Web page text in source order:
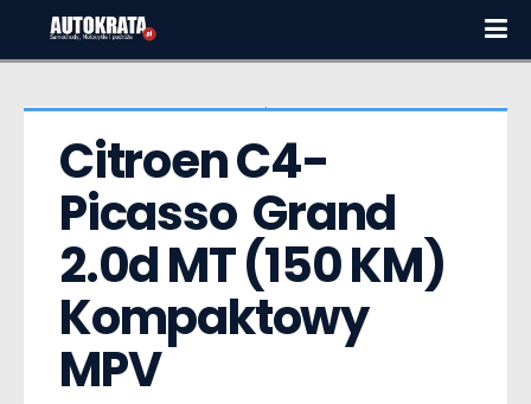
Citroen C4-
Picasso  Grand
2.0d MT (150 KM)
Kompaktowy
MPV